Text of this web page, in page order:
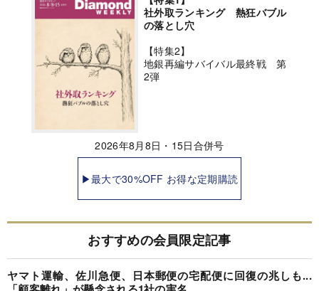
社外取ランキング 熱狂バブル
の落とし穴
【特集2】
地銀再編サバイバル最終戦 第
2弾
2026年8月8日・15日合併号
▶最大で30%OFF お得な定期購読
おすすめの会員限定記事
ヤマト運輸、佐川急便、日本郵便の宅配便に回復の兆しも...